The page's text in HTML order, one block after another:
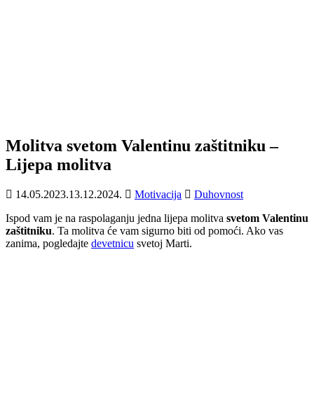
Molitva svetom Valentinu zaštitniku –
Lijepa molitva
14.05.2023.13.12.2024. Motivacija
Duhovnost
Ispod vam je na raspolaganju jedna lijepa molitva svetom Valentinu
zaštitniku. Ta molitva će vam sigurno biti od pomoći. Ako vas
zanima, pogledajte devetnicu svetoj Marti.